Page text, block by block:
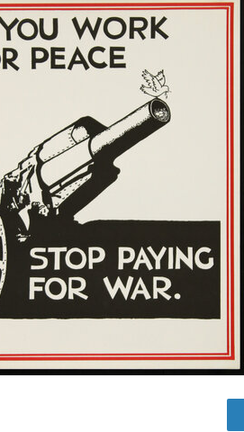
как добратся на мероприятие или
Киев, город Киев, Украина. Как